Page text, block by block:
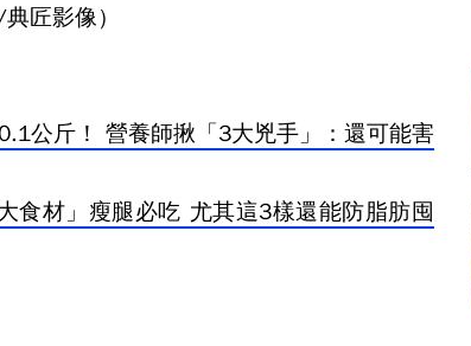
匠影像）
公斤！ 營養師揪「3大兇手」：還可能害
食材」瘦腿必吃 尤其這3樣還能防脂肪囤